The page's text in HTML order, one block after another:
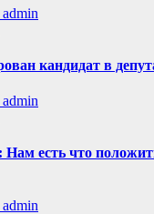
кандидат в
Нам есть что